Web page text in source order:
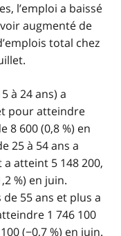
l’emploi a baissé
augmenté de
total chez
à 24 ans) a
pour atteindre
8 600 (0,8 %) en
25 à 54 ans a
a atteint 5 148 200,
%) en juin.
de 55 ans et plus a
1 746 100
(−0,7 %) en juin.